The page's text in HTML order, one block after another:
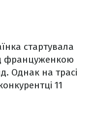
стартувала
француженкою
Однак на трасі
11